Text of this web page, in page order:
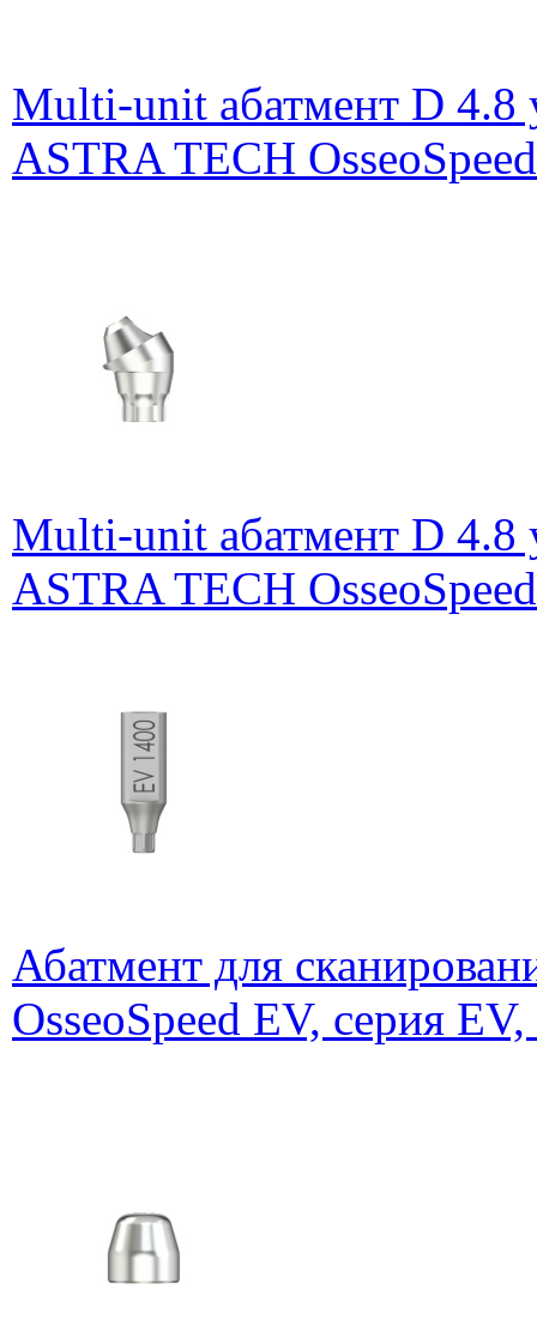
Multi-unit абатмент D 4.8
ASTRA TECH
Multi-unit абатмент D 4.8
ASTRA TECH
Абатмент для
OsseoSpeed EV, серия